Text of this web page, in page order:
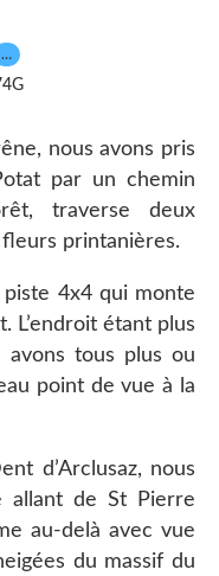
…
nous avons pris
par un chemin
traverse deux
printanières.
4x4 qui monte
L’endroit étant plus
avons tous plus ou
point de vue à la
d’Arclusaz, nous
allant de St Pierre
au-delà avec vue
du massif du